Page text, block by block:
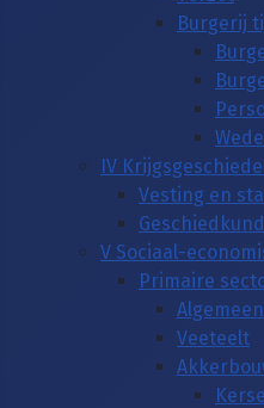
Burgerij
IV
Vesting en
V Sociaal-
Primaire
Algemeen
Veeteelt